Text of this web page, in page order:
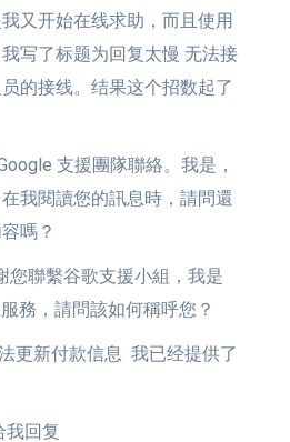
又开始在线求助，而且使用
写了标题为回复太慢 无法接
的接线。结果这个招数起了
支援團隊聯絡。我是，
我閱讀您的訊息時，請問還
嗎？
您聯繫谷歌支援小組，我是
務，請問該如何稱呼您？
更新付款信息 我已经提供了
我回复